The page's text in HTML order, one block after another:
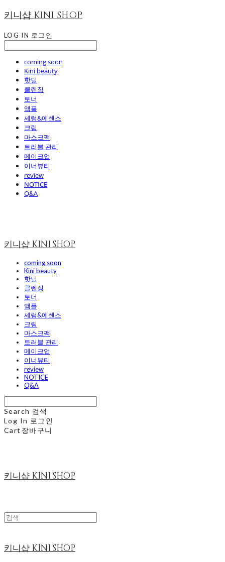
키니샵 KINI SHOP
LOG IN 로그인
coming soon
Kini beauty
핫딜
클렌징
토너
앰플
세럼&에센스
크림
마스크팩
트러블 관리
메이크업
이너뷰티
review
NOTICE
Q&A
키니샵 KINI SHOP
coming soon
Kini beauty
핫딜
클렌징
토너
앰플
세럼&에센스
크림
마스크팩
트러블 관리
메이크업
이너뷰티
review
NOTICE
Q&A
Search 검색
Log In 로그인
Cart 장바구니
키니샵 KINI SHOP
키니샵 KINI SHOP